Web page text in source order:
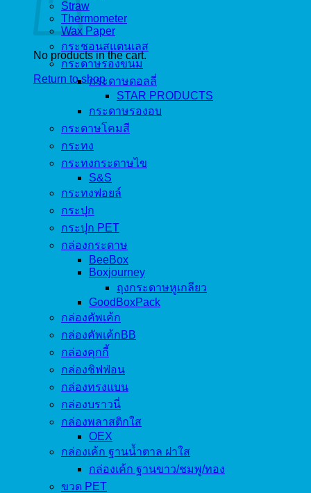
No products in the cart.
Return to shop
Straw
Thermometer
Wax Paper
กระชอนสแตนเลส
กระดาษรองขนม
กระดาษดอลลี่
STAR PRODUCTS
กระดาษรองอบ
กระดาษโคมสี
กระทง
กระทงกระดาษไข
S&S
กระทงฟอยล์
กระปุก
กระปุก PET
กล่องกระดาษ
BeeBox
Boxjourney
ถุงกระดาษหูเกลียว
GoodBoxPack
กล่องคัพเค้ก
กล่องคัพเค้กBB
กล่องคุกกี้
กล่องชิฟฟ่อน
กล่องทรงแบน
กล่องบราวนี่
กล่องพลาสติกใส
OEX
กล่องเค้ก ฐานน้ำตาล ฝาใส
กล่องเค้ก ฐานขาว/ชมพู/ทอง
ขวด PET